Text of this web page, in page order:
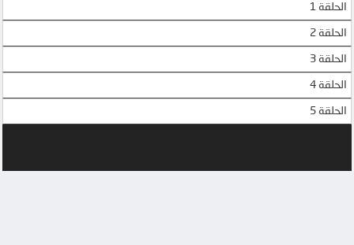
الحلقة 1
الحلقة 2
الحلقة 3
الحلقة 4
الحلقة 5